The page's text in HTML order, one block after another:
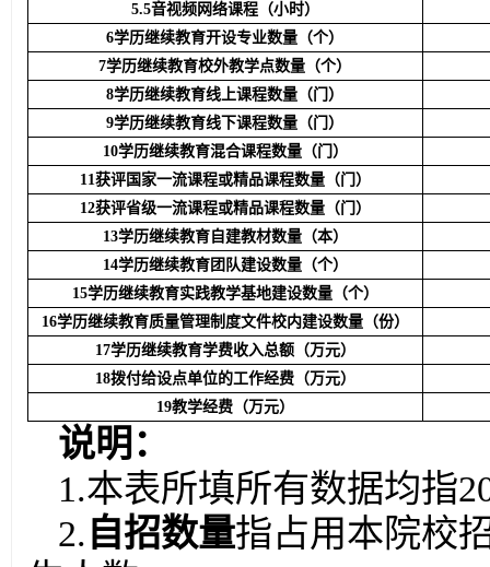
5.5音视频网络课程（小时）
6学历继续教育开设专业数量（个）
7学历继续教育校外教学点数量（个）
8学历继续教育线上课程数量（门）
9学历继续教育线下课程数量（门）
10学历继续教育混合课程数量（门）
11获评国家一流课程或精品课程数量（门）
12获评省级一流课程或精品课程数量（门）
13学历继续教育自建教材数量（本）
14学历继续教育团队建设数量（个）
15学历继续教育实践教学基地建设数量（个）
16学历继续教育质量管理制度文件校内建设数量（份）
17学历继续教育学费收入总额（万元）
18拨付给设点单位的工作经费（万元）
19教学经费（万元）
说明：
1.本表所填所有数据均指
2. 自招数量指占用本院校